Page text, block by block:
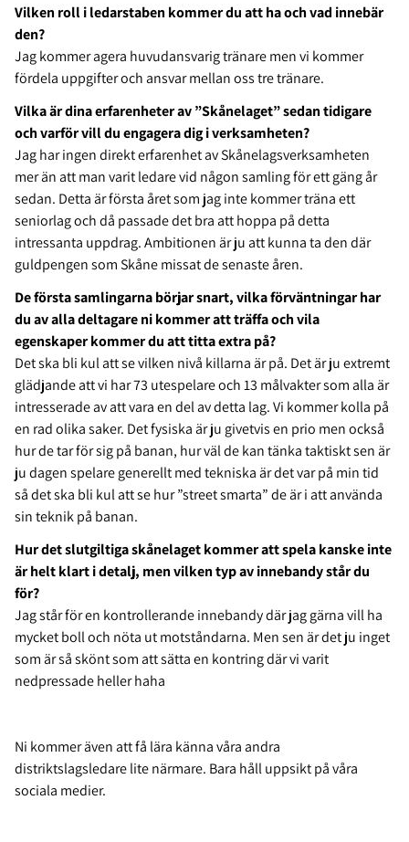
Vilken roll i ledarstaben kommer du att ha och vad innebär
den?
Jag kommer agera huvudansvarig tränare men vi kommer
fördela uppgifter och ansvar mellan oss tre tränare.
Vilka är dina erfarenheter av ”Skånelaget” sedan tidigare
och varför vill du engagera dig i verksamheten?
Jag har ingen direkt erfarenhet av Skånelagsverksamheten
mer än att man varit ledare vid någon samling för ett gäng år
sedan. Detta är första året som jag inte kommer träna ett
seniorlag och då passade det bra att hoppa på detta
intressanta uppdrag. Ambitionen är ju att kunna ta den där
guldpengen som Skåne missat de senaste åren.
De första samlingarna börjar snart, vilka förväntningar har
du av alla deltagare ni kommer att träffa och vila
egenskaper kommer du att titta extra på?
Det ska bli kul att se vilken nivå killarna är på. Det är ju extremt
glädjande att vi har 73 utespelare och 13 målvakter som alla är
intresserade av att vara en del av detta lag. Vi kommer kolla på
en rad olika saker. Det fysiska är ju givetvis en prio men också
hur de tar för sig på banan, hur väl de kan tänka taktiskt sen är
ju dagen spelare generellt med tekniska är det var på min tid
så det ska bli kul att se hur ”street smarta” de är i att använda
sin teknik på banan.
Hur det slutgiltiga skånelaget kommer att spela kanske inte
är helt klart i detalj, men vilken typ av innebandy står du
för?
Jag står för en kontrollerande innebandy där jag gärna vill ha
mycket boll och nöta ut motståndarna. Men sen är det ju inget
som är så skönt som att sätta en kontring där vi varit
nedpressade heller haha
Ni kommer även att få lära känna våra andra
distriktslagsledare lite närmare. Bara håll uppsikt på våra
sociala medier.